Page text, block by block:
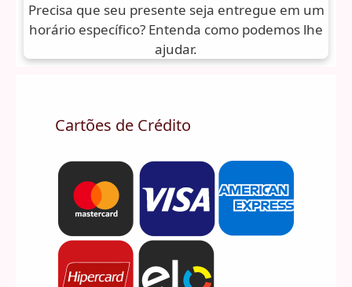
Precisa que seu presente seja entregue em um
horário específico? Entenda como podemos lhe
ajudar.
Cartões de Crédito